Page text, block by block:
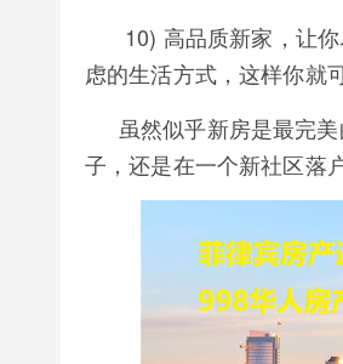
10) 高品质新家，让
虑的生活方式，这样你就
虽然似乎新房是最完
子，还是在一个新社区落